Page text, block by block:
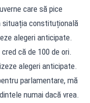
care să pice
situația constituțională
alegeri anticipate.
că de 100 de ori.
alegeri anticipate.
parlamentare, mă
numai dacă vrea.